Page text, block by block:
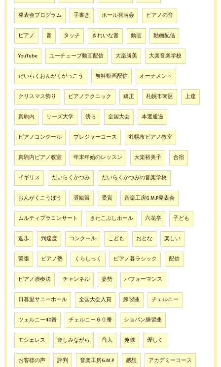
発表会プログラム 手書き ホール発表会 ピアノの音
ピアノ 音 タッチ きれいな音 動画 動画配信
YouTube ユーチューブ動画配信 大楽勝美 大楽音楽学校
だいらくおんがくがっこう 無料動画配信 オーナメント
クリスマス飾り ピアノテクニック 矯正 札幌市南区 上達
真駒内 リーズ大学 傍ら 全国大会 本選通過
ピアノコンクール プレジャーコース 札幌市ピアノ教室
真駒内ピアノ教室 年末年始のレッスン 大楽裕美子 合宿
イギリス だいらくかつみ だいらくかつみの音楽学校
おんがくこうぼう 奨励賞 受賞 音楽工房G.M.P発表会
ムルティプラコンサート きたこぶしホール 六花亭 子ども
進歩 到達度 コンクール こども おとな 楽しい
緊張 ピアノ塾 くらしっく ピアノ暮ラシック 配信
ピアノ演奏法 チャンネル 姿勢 パフォーマンス
日暮里サニーホール 全国大会入賞 練習曲 チェルニー
ツェルニー40番 チェルニー６０番 ショパン練習曲
モシェレス 楽しみながら 音大 趣味 優しく
お客様の声 評判 音楽工房G.M.P 感想 アカデミーコース